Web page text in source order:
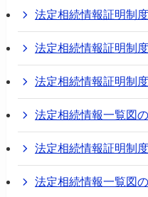
法定相続情報証明制
法定相続情報証明制
法定相続情報証明制
法定相続情報一覧図
法定相続情報証明制
法定相続情報一覧図